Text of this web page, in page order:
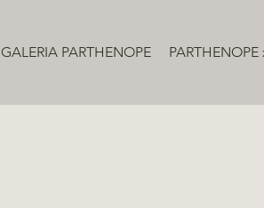
GALERIA PARTHENOPE